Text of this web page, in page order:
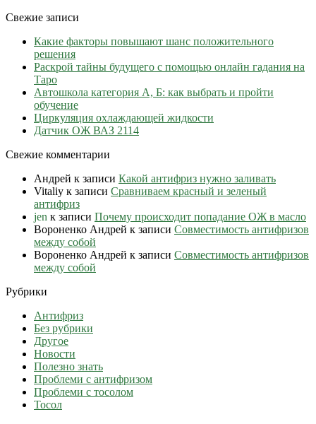
Свежие записи
Какие факторы повышают шанс положительного
решения
Раскрой тайны будущего с помощью онлайн гадания на
Таро
Автошкола категория А, Б: как выбрать и пройти
обучение
Циркуляция охлаждающей жидкости
Датчик ОЖ ВАЗ 2114
Свежие комментарии
Андрей к записи Какой антифриз нужно заливать
Vitaliy к записи Сравниваем красный и зеленый
антифриз
jen к записи Почему происходит попадание ОЖ в масло
Вороненко Андрей к записи Совместимость антифризов
между собой
Вороненко Андрей к записи Совместимость антифризов
между собой
Рубрики
Антифриз
Без рубрики
Другое
Новости
Полезно знать
Проблеми с антифризом
Проблеми с тосолом
Тосол